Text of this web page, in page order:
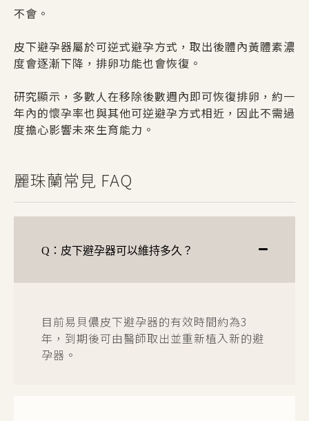
不會。
皮下避孕器屬於可逆式避孕方式，取出後體內黃體素濃
度會逐漸下降，排卵功能也會恢復。
研究顯示，多數人在移除後數週內即可恢復排卵，約一
年內的懷孕率也與其他可逆避孕方式相近，因此不需過
度擔心影響未來生育能力。
麗珠蘭常見 FAQ
Q：皮下避孕器可以維持多久？
目前易貝儂皮下避孕器的有效時間約為3
年，到期後可由醫師取出並重新植入新的避
孕器。